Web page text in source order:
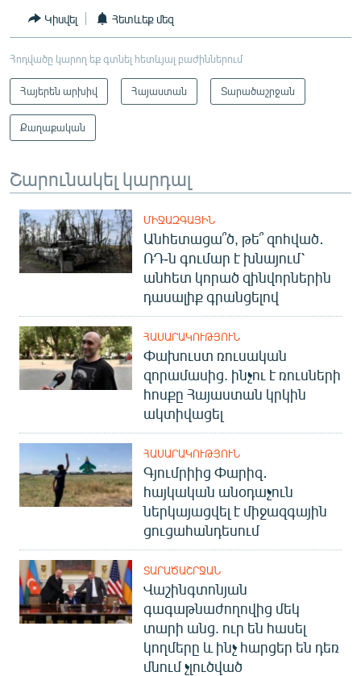
Կիսվել Հետևեք մեզ
Հոդվածը կարող եք գտնել հետևյալ բաժիններում
Հայերեն արխիվ Հայաստան Տարածաշրջան
Քաղաքական
Շարունակել կարդալ
ՄԻՋԱԶԳԱՅԻՆ
Անհետացա՞ծ, թե՞ զոհված․
ՌԴ-ն գումար է խնայում՝
անհետ կորած զինվորներին
դասալիք գրանցելով
ՀԱՍԱՐԱԿՈՒԹՅՈՒՆ
Փախուստ ռուսական
զորամասից. ինչու է ռուսների
հոսքը Հայաստան կրկին
ակտիվացել
ՀԱՍԱՐԱԿՈՒԹՅՈՒՆ
Գյումրիից Փարիզ․
հայկական անօդաչուն
ներկայացվել է միջազգային
ցուցահանդեսում
ՏԱՐԱԾԱՇՐՋԱՆ
Վաշինգտոնյան
գագաթնաժողովից մեկ
տարի անց. ուր են հասել
կողմերը և ինչ հարցեր են դեռ
մնում չլուծված